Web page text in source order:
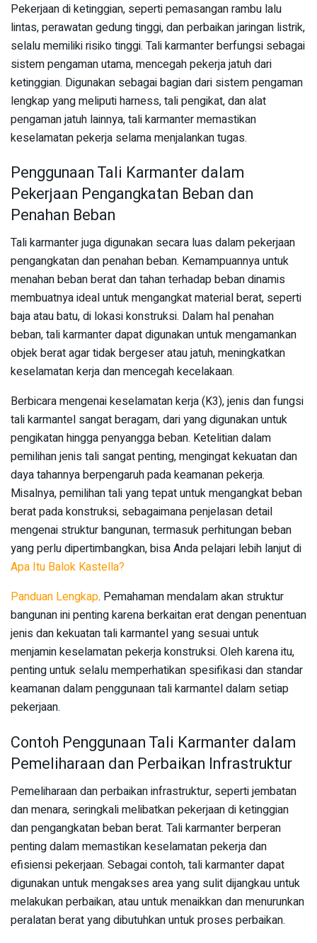
Pekerjaan di ketinggian, seperti pemasangan rambu lalu
lintas, perawatan gedung tinggi, dan perbaikan jaringan listrik,
selalu memiliki risiko tinggi. Tali karmanter berfungsi sebagai
sistem pengaman utama, mencegah pekerja jatuh dari
ketinggian. Digunakan sebagai bagian dari sistem pengaman
lengkap yang meliputi harness, tali pengikat, dan alat
pengaman jatuh lainnya, tali karmanter memastikan
keselamatan pekerja selama menjalankan tugas.
Penggunaan Tali Karmanter dalam
Pekerjaan Pengangkatan Beban dan
Penahan Beban
Tali karmanter juga digunakan secara luas dalam pekerjaan
pengangkatan dan penahan beban. Kemampuannya untuk
menahan beban berat dan tahan terhadap beban dinamis
membuatnya ideal untuk mengangkat material berat, seperti
baja atau batu, di lokasi konstruksi. Dalam hal penahan
beban, tali karmanter dapat digunakan untuk mengamankan
objek berat agar tidak bergeser atau jatuh, meningkatkan
keselamatan kerja dan mencegah kecelakaan.
Berbicara mengenai keselamatan kerja (K3), jenis dan fungsi
tali karmantel sangat beragam, dari yang digunakan untuk
pengikatan hingga penyangga beban. Ketelitian dalam
pemilihan jenis tali sangat penting, mengingat kekuatan dan
daya tahannya berpengaruh pada keamanan pekerja.
Misalnya, pemilihan tali yang tepat untuk mengangkat beban
berat pada konstruksi, sebagaimana penjelasan detail
mengenai struktur bangunan, termasuk perhitungan beban
yang perlu dipertimbangkan, bisa Anda pelajari lebih lanjut di
Apa Itu Balok Kastella?
Panduan Lengkap. Pemahaman mendalam akan struktur
bangunan ini penting karena berkaitan erat dengan penentuan
jenis dan kekuatan tali karmantel yang sesuai untuk
menjamin keselamatan pekerja konstruksi. Oleh karena itu,
penting untuk selalu memperhatikan spesifikasi dan standar
keamanan dalam penggunaan tali karmantel dalam setiap
pekerjaan.
Contoh Penggunaan Tali Karmanter dalam
Pemeliharaan dan Perbaikan Infrastruktur
Pemeliharaan dan perbaikan infrastruktur, seperti jembatan
dan menara, seringkali melibatkan pekerjaan di ketinggian
dan pengangkatan beban berat. Tali karmanter berperan
penting dalam memastikan keselamatan pekerja dan
efisiensi pekerjaan. Sebagai contoh, tali karmanter dapat
digunakan untuk mengakses area yang sulit dijangkau untuk
melakukan perbaikan, atau untuk menaikkan dan menurunkan
peralatan berat yang dibutuhkan untuk proses perbaikan.